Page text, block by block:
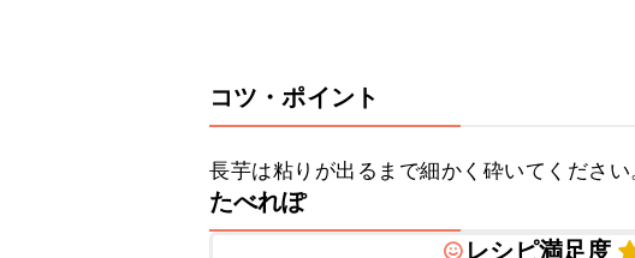
コツ・ポイント
長芋は粘りが出るまで細かく砕いてください
たべれぽ
レシピ満足度